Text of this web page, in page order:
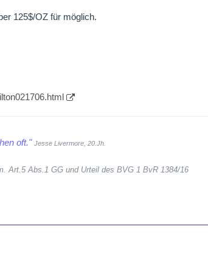
125$/OZ für möglich.
oft." Jesse Livermore, 20.Jh.
Art.5 Abs.1 GG und Urteil des BVG 1 BvR 1384/16